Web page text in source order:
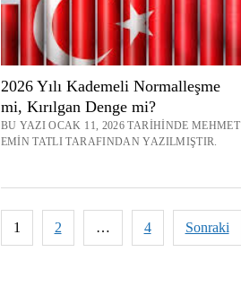
2026 Yılı Kademeli Normalleşme
mi, Kırılgan Denge mi?
BU YAZI OCAK 11, 2026 TARIHINDE MEHMET
EMIN TATLI TARAFINDAN YAZILMIŞTIR.
Yazı
sayfalandırması
1 2 … 4 Sonraki